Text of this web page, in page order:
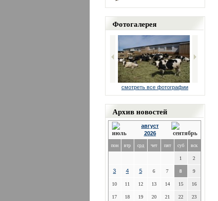
Фотогалерея
смотреть все фотографии
Архив новостей
август
2026
пон втр срд чет пят суб вск
1 2
3 4 5 6 7 8 9
10 11 12 13 14 15 16
17 18 19 20 21 22 23